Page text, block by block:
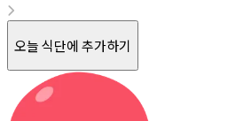
오늘 식단에 추가하기